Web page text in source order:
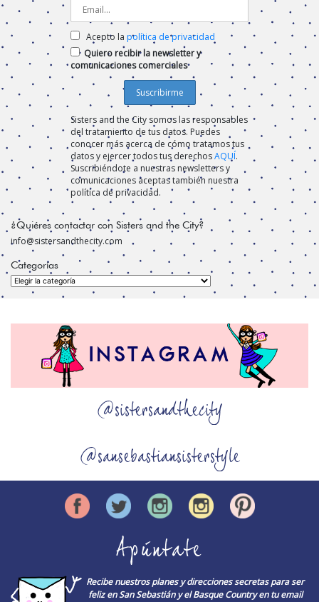
Acepto la política de privacidad
Quiero recibir la newsletter y
comunicaciones comerciales
Sisters and the City somos las responsables
del tratamiento de tus datos. Puedes
conocer más acerca de cómo tratamos tus
datos y ejercer todos tus derechosAQUÍ.
Suscribiéndote a nuestras newsletters y
comunicaciones aceptas también nuestra
política de privacidad.
¿Quiéres contactar con Sisters and the City?
info@sistersandthecity.com
Categorías
Categorías
@sistersandthecity
@sansebastiansisterstyle
Apúntate
Recibe nuestros planes y direcciones secretas para ser
feliz en San Sebastián y el Basque Country en tu email